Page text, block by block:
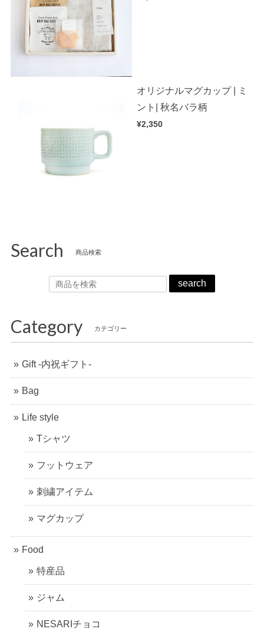
オリジナルマグカップ | ミ
ント| 秋名バラ柄
¥2,350
Search 商品検索
search
Category カテゴリー
Gift -内祝ギフト-
Bag
Life style
Tシャツ
フットウェア
刺繍アイテム
マグカップ
Food
特産品
ジャム
NESARIチョコ